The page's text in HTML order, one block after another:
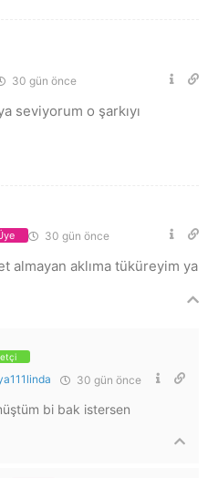
30 gün önce
seviyorum o şarkıyı
30 gün önce
almayan aklıma tüküreyim ya
30 gün önce
bi bak istersen